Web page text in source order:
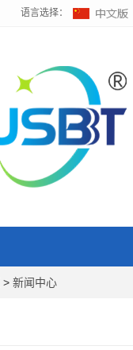
语言选择：
> 新闻中心